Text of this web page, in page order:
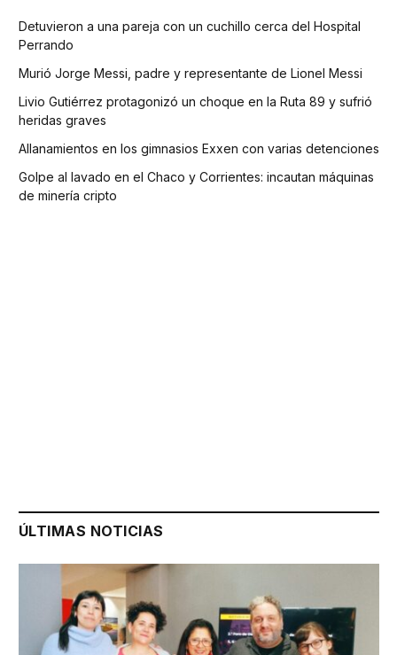
Detuvieron a una pareja con un cuchillo cerca del Hospital
Perrando
Murió Jorge Messi, padre y representante de Lionel Messi
Livio Gutiérrez protagonizó un choque en la Ruta 89 y sufrió
heridas graves
Allanamientos en los gimnasios Exxen con varias detenciones
Golpe al lavado en el Chaco y Corrientes: incautan máquinas
de minería cripto
ÚLTIMAS NOTICIAS